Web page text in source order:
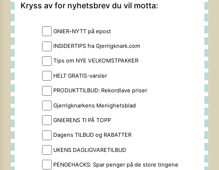
Kryss av for nyhetsbrev du vil motta:
GNIER-NYTT på epost
INSIDERTIPS fra Gjerrigknark.com
Tips om NYE VELKOMSTPAKKER
HELT GRATIS-varsler
PRODUKTTILBUD: Rekordlave priser
Gjerrigknarkens Menighetsblad
GNIERENS TI PÅ TOPP
Dagens TILBUD og RABATTER
UKENS DAGLIGVARETILBUD
PENGEHACKS: Spar penger på de store tingene